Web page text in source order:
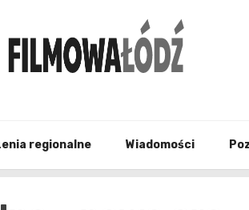
regionalne Wiadomości